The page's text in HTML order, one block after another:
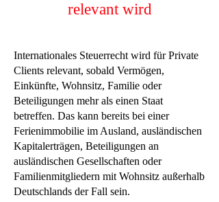
relevant wird
Internationales Steuerrecht wird für Private
Clients relevant, sobald Vermögen,
Einkünfte, Wohnsitz, Familie oder
Beteiligungen mehr als einen Staat
betreffen. Das kann bereits bei einer
Ferienimmobilie im Ausland, ausländischen
Kapitalerträgen, Beteiligungen an
ausländischen Gesellschaften oder
Familienmitgliedern mit Wohnsitz außerhalb
Deutschlands der Fall sein.